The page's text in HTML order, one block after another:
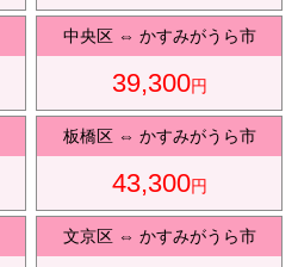
成
田
中央区⇔ かすみがうら市
39,300円
板橋区⇔ かすみがうら市
43,300円
文京区⇔ かすみがうら市